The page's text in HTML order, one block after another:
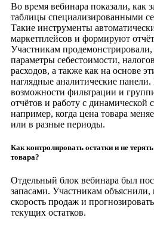
Во время вебинара показали, как
таблицы специализированными
Такие инструменты
маркетплейсов и формируют
Участникам продемонстрировали,
параметры себестоимости,
расходов, а также как на основе
наглядные аналитические
возможности фильтрации и
отчётов и работу с
например, когда цена товара
или в разные периоды.
Как контролировать остатки и не
товара?
Отдельный блок вебинара был
запасами. Участникам объяснили,
скорость продаж и
текущих остатков.